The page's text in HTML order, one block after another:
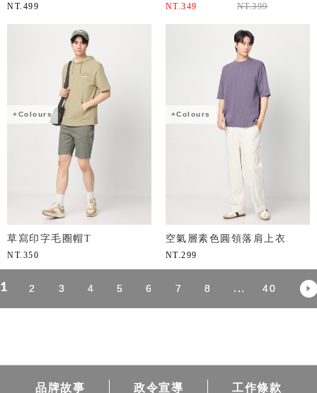
NT. 499 NT. 349 NT.399
+Colours
草寫印字毛圈帽T
NT. 350
+Colours
空氣層素色圓領落肩上衣
NT. 299
1 2 3 4 5 6 7 8 ... 40
品牌故事 政令宣導 工作條款